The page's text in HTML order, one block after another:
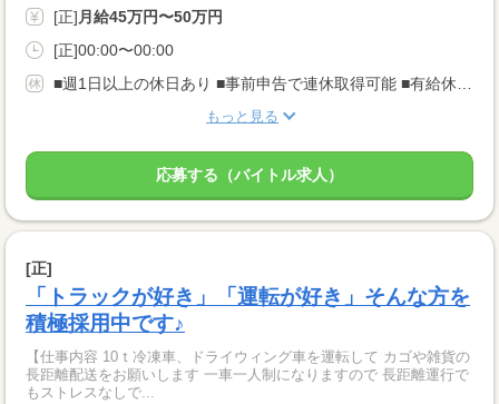
[正]月給45万円〜50万円
[正]00:00〜00:00
■週1日以上の休日あり ■事前申告で連休取得可能 ■有給休暇あり
もっと見る
応募する（バイトル求人）
[正]
「トラックが好き」「運転が好き」そんな方を
積極採用中です♪
【仕事内容 10ｔ冷凍車、ドライウィング車を運転して カゴや雑貨の
長距離配送をお願いします 一車一人制になりますので 長距離運行で
もストレスなしで...